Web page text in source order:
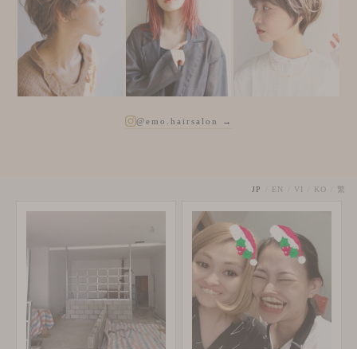
@emo.hairsalon →
JP EN VI KO 繁